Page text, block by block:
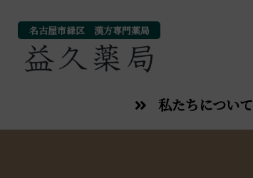
名古屋市緑区 漢方専門薬局
私たちについて